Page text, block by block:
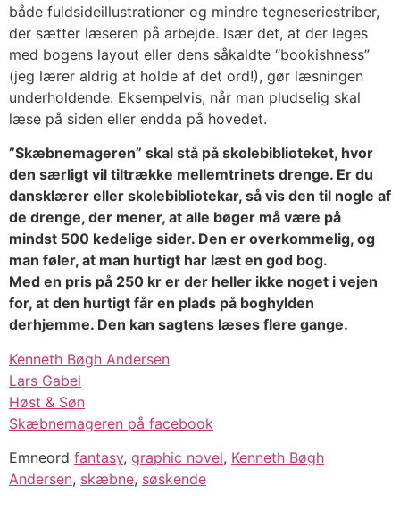
både fuldsideillustrationer og mindre tegneseriestriber,
der sætter læseren på arbejde. Især det, at der leges
med bogens layout eller dens såkaldte “bookishness”
(jeg lærer aldrig at holde af det ord!), gør læsningen
underholdende. Eksempelvis, når man pludselig skal
læse på siden eller endda på hovedet.
”Skæbnemageren” skal stå på skolebiblioteket, hvor
den særligt vil tiltrække mellemtrinets drenge. Er du
dansklærer eller skolebibliotekar, så vis den til nogle af
de drenge, der mener, at alle bøger må være på
mindst 500 kedelige sider. Den er overkommelig, og
man føler, at man hurtigt har læst en god bog.
Med en pris på 250 kr er der heller ikke noget i vejen
for, at den hurtigt får en plads på boghylden
derhjemme. Den kan sagtens læses flere gange.
Kenneth Bøgh Andersen
Lars Gabel
Høst & Søn
Skæbnemageren på facebook
Emneord fantasy, graphic novel, Kenneth Bøgh
Andersen, skæbne, søskende